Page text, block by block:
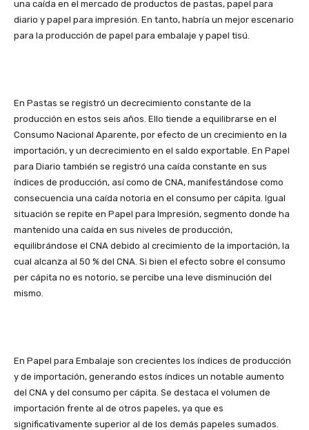
una caída en el mercado de productos de pastas, papel para
diario y papel para impresión. En tanto, habría un mejor escenario
para la producción de papel para embalaje y papel tisú.
En Pastas se registró un decrecimiento constante de la
producción en estos seis años. Ello tiende a equilibrarse en el
Consumo Nacional Aparente, por efecto de un crecimiento en la
importación, y un decrecimiento en el saldo exportable. En Papel
para Diario también se registró una caída constante en sus
índices de producción, así como de CNA, manifestándose como
consecuencia una caída notoria en el consumo per cápita. Igual
situación se repite en Papel para Impresión, segmento donde ha
mantenido una caída en sus niveles de producción,
equilibrándose el CNA debido al crecimiento de la importación, la
cual alcanza al 50 % del CNA. Si bien el efecto sobre el consumo
per cápita no es notorio, se percibe una leve disminución del
mismo.
En Papel para Embalaje son crecientes los índices de producción
y de importación, generando estos índices un notable aumento
del CNA y del consumo per cápita. Se destaca el volumen de
importación frente al de otros papeles, ya que es
significativamente superior al de los demás papeles sumados.